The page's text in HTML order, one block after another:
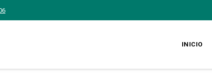
INICIO